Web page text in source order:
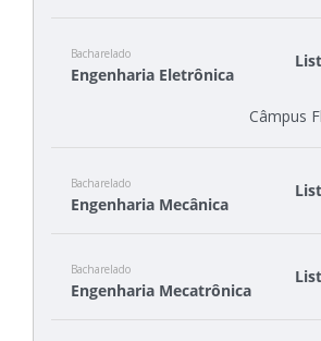
Câmpus Jaraguá
Bacharelado
Engenharia Eletrônica
Câmpus
Bacharelado
Engenharia Mecânica
Bacharelado
Engenharia Mecatrônica